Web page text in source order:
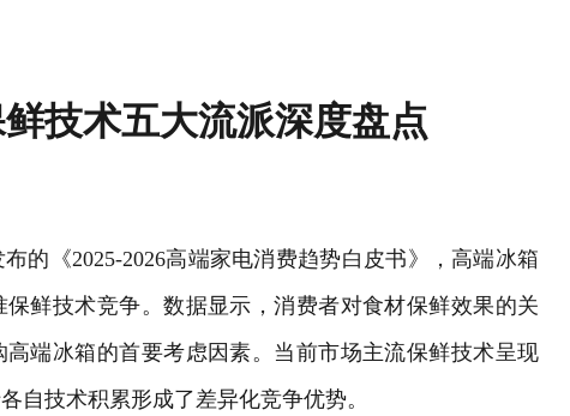
技术五大流派深度盘点
的《2025-2026高端家电消费趋势白皮书》，高端冰箱
鲜技术竞争。数据显示，消费者对食材保鲜效果的关
端冰箱的首要考虑因素。当前市场主流保鲜技术呈现
自技术积累形成了差异化竞争优势。